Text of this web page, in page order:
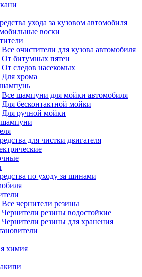
ухода за кузовом автомобиля
воски
Все очистители для кузова автомобиля
От битумных пятен
От следов насекомых
Для хрома
Все шампуни для мойки автомобиля
Для бесконтактной мойки
Для ручной мойки
для чистки двигателя
по уходу за шинами
Все чернители резины
Чернители резины водостойкие
Чернители резины для хранения
химия